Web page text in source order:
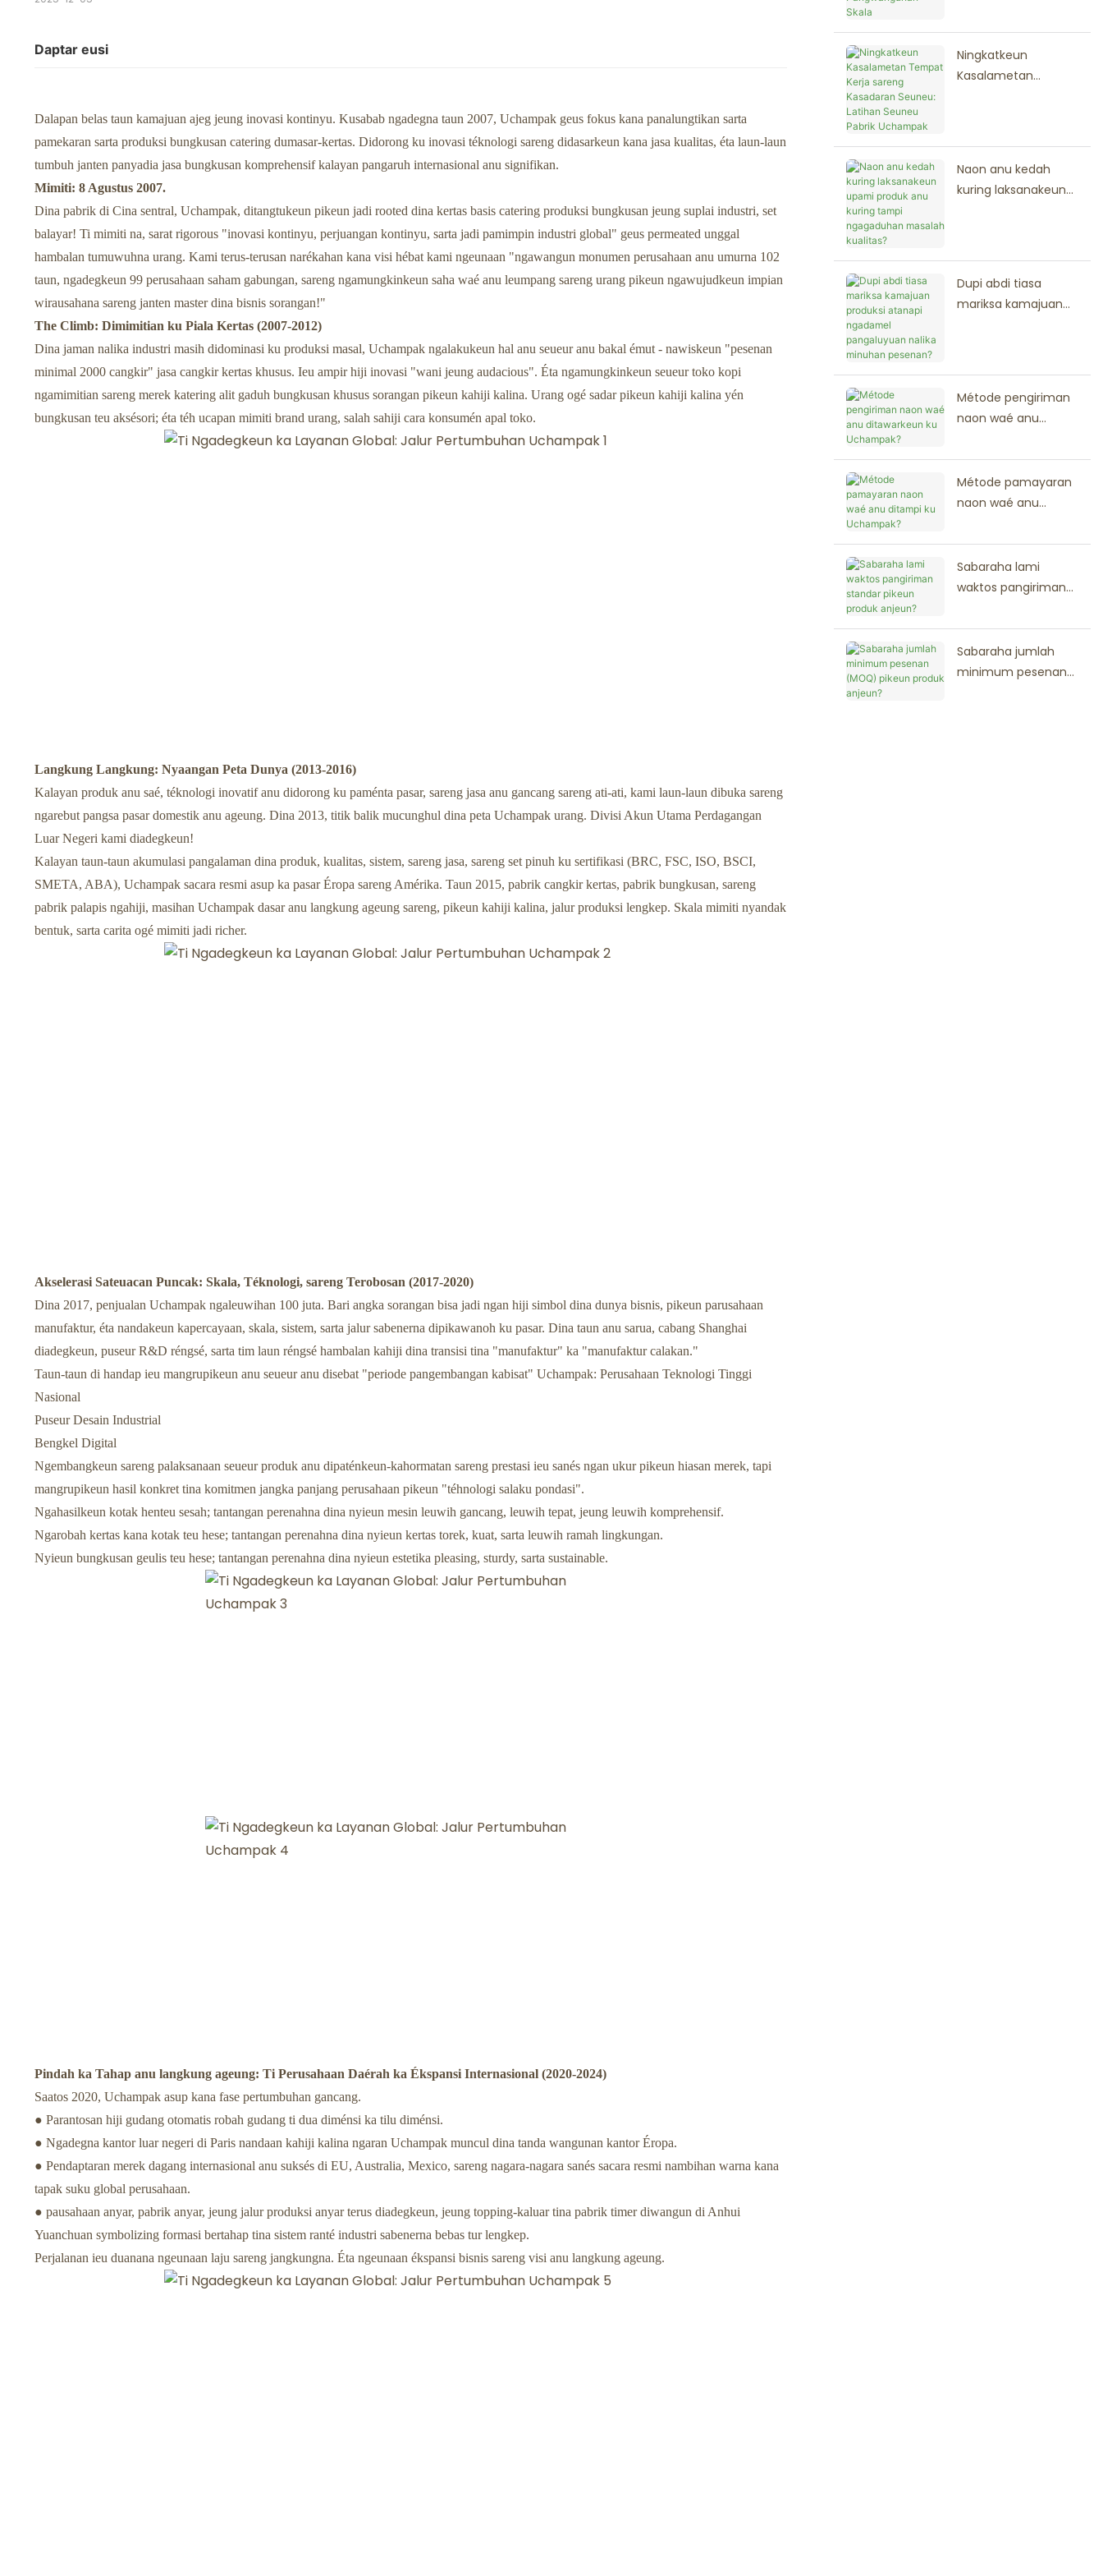
Daptar eusi
Dalapan belas taun kamajuan ajeg jeung inovasi kontinyu. Kusabab ngadegna taun 2007, Uchampak geus fokus kana panalungtikan sarta
pamekaran sarta produksi bungkusan catering dumasar-kertas. Didorong ku inovasi téknologi sareng didasarkeun kana jasa kualitas, éta laun-laun
tumbuh janten panyadia jasa bungkusan komprehensif kalayan pangaruh internasional anu signifikan.
Mimiti: 8 Agustus 2007.
Dina pabrik di Cina sentral, Uchampak, ditangtukeun pikeun jadi rooted dina kertas basis catering produksi bungkusan jeung suplai industri, set
balayar! Ti mimiti na, sarat rigorous "inovasi kontinyu, perjuangan kontinyu, sarta jadi pamimpin industri global" geus permeated unggal
hambalan tumuwuhna urang. Kami terus-terusan narékahan kana visi hébat kami ngeunaan "ngawangun monumen perusahaan anu umurna 102
taun, ngadegkeun 99 perusahaan saham gabungan, sareng ngamungkinkeun saha waé anu leumpang sareng urang pikeun ngawujudkeun impian
wirausahana sareng janten master dina bisnis sorangan!"
The Climb: Dimimitian ku Piala Kertas (2007-2012)
Dina jaman nalika industri masih didominasi ku produksi masal, Uchampak ngalakukeun hal anu seueur anu bakal émut - nawiskeun "pesenan
minimal 2000 cangkir" jasa cangkir kertas khusus. Ieu ampir hiji inovasi "wani jeung audacious". Éta ngamungkinkeun seueur toko kopi
ngamimitian sareng merek katering alit gaduh bungkusan khusus sorangan pikeun kahiji kalina. Urang ogé sadar pikeun kahiji kalina yén
bungkusan teu aksésori; éta téh ucapan mimiti brand urang, salah sahiji cara konsumén apal toko.
Langkung Langkung: Nyaangan Peta Dunya (2013-2016)
Kalayan produk anu saé, téknologi inovatif anu didorong ku paménta pasar, sareng jasa anu gancang sareng ati-ati, kami laun-laun dibuka sareng
ngarebut pangsa pasar domestik anu ageung. Dina 2013, titik balik mucunghul dina peta Uchampak urang. Divisi Akun Utama Perdagangan
Luar Negeri kami diadegkeun!
Kalayan taun-taun akumulasi pangalaman dina produk, kualitas, sistem, sareng jasa, sareng set pinuh ku sertifikasi (BRC, FSC, ISO, BSCI,
SMETA, ABA), Uchampak sacara resmi asup ka pasar Éropa sareng Amérika. Taun 2015, pabrik cangkir kertas, pabrik bungkusan, sareng
pabrik palapis ngahiji, masihan Uchampak dasar anu langkung ageung sareng, pikeun kahiji kalina, jalur produksi lengkep. Skala mimiti nyandak
bentuk, sarta carita ogé mimiti jadi richer.
Akselerasi Sateuacan Puncak: Skala, Téknologi, sareng Terobosan (2017-2020)
Dina 2017, penjualan Uchampak ngaleuwihan 100 juta. Bari angka sorangan bisa jadi ngan hiji simbol dina dunya bisnis, pikeun parusahaan
manufaktur, éta nandakeun kapercayaan, skala, sistem, sarta jalur sabenerna dipikawanoh ku pasar. Dina taun anu sarua, cabang Shanghai
diadegkeun, puseur R&D réngsé, sarta tim laun réngsé hambalan kahiji dina transisi tina "manufaktur" ka "manufaktur calakan."
Taun-taun di handap ieu mangrupikeun anu seueur anu disebat "periode pangembangan kabisat" Uchampak: Perusahaan Teknologi Tinggi
Nasional
Puseur Desain Industrial
Bengkel Digital
Ngembangkeun sareng palaksanaan seueur produk anu dipaténkeun-kahormatan sareng prestasi ieu sanés ngan ukur pikeun hiasan merek, tapi
mangrupikeun hasil konkret tina komitmen jangka panjang perusahaan pikeun "téhnologi salaku pondasi".
Ngahasilkeun kotak henteu sesah; tantangan perenahna dina nyieun mesin leuwih gancang, leuwih tepat, jeung leuwih komprehensif.
Ngarobah kertas kana kotak teu hese; tantangan perenahna dina nyieun kertas torek, kuat, sarta leuwih ramah lingkungan.
Nyieun bungkusan geulis teu hese; tantangan perenahna dina nyieun estetika pleasing, sturdy, sarta sustainable.
Pindah ka Tahap anu langkung ageung: Ti Perusahaan Daérah ka Ékspansi Internasional (2020-2024)
Saatos 2020, Uchampak asup kana fase pertumbuhan gancang.
● Parantosan hiji gudang otomatis robah gudang ti dua diménsi ka tilu diménsi.
● Ngadegna kantor luar negeri di Paris nandaan kahiji kalina ngaran Uchampak muncul dina tanda wangunan kantor Éropa.
● Pendaptaran merek dagang internasional anu suksés di EU, Australia, Mexico, sareng nagara-nagara sanés sacara resmi nambihan warna kana
tapak suku global perusahaan.
● pausahaan anyar, pabrik anyar, jeung jalur produksi anyar terus diadegkeun, jeung topping-kaluar tina pabrik timer diwangun di Anhui
Yuanchuan symbolizing formasi bertahap tina sistem ranté industri sabenerna bebas tur lengkep.
Perjalanan ieu duanana ngeunaan laju sareng jangkungna. Éta ngeunaan ékspansi bisnis sareng visi anu langkung ageung.
Pangwangunan
Skala
Ningkatkeun
Kasalametan
Naon anu kedah
kuring laksanakeun
Dupi abdi tiasa
mariksa kamajuan
Métode pengiriman
naon waé anu
Uchampak?
Métode pamayaran
naon waé anu
Uchampak?
Sabaraha lami
waktos pangiriman
produk anjeun?
Sabaraha jumlah
minimum pesenan